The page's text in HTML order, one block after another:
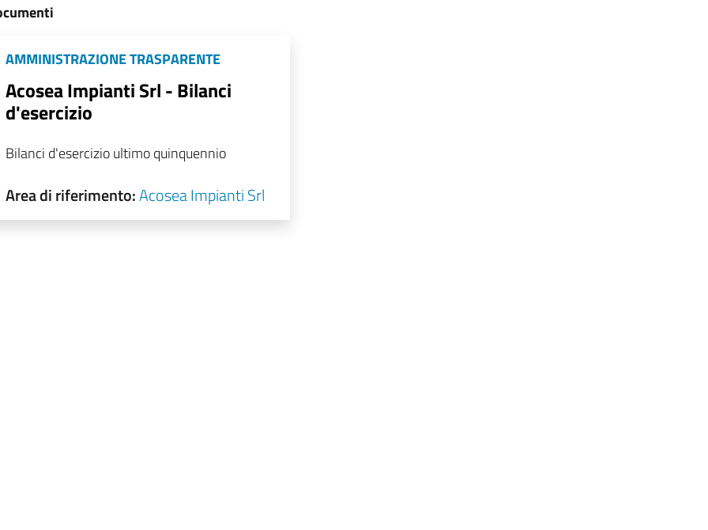
AMMINISTRAZIONE TRASPARENTE
Acosea Impianti Srl - Bilanci
d'esercizio
Bilanci d'esercizio ultimo quinquennio
Area di riferimento:Acosea Impianti Srl